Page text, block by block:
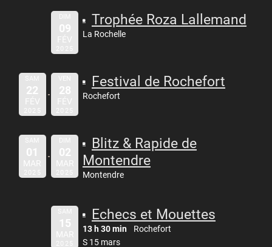
DIM
09
FÉV
2025
Trophée Roza Lallemand
La Rochelle
SAM
22
FÉV
2025
VEN
28
FÉV
2025
Festival de Rochefort
Rochefort
SAM
01
MAR
2025
DIM
02
MAR
2025
Blitz & Rapide de
Montendre
Montendre
SAM
15
MAR
2025
Echecs et Mouettes
13 h 30 min
Rochefort
S 15 mars